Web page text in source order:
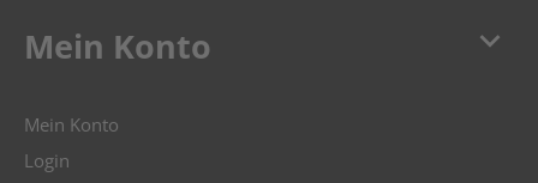
keyboard_arrow_down
Mein Konto
Mein Konto
Login